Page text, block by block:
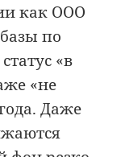
как ООО
по
«в
«не
Даже